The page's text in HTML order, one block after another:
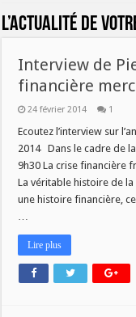
L’actualité de
Interview de
financière
24 février 2014 1
Ecoutez l’interview sur
2014 Dans le cadre de
9h30 La crise financière
La véritable histoire de
une histoire financière,
…
Lire plus